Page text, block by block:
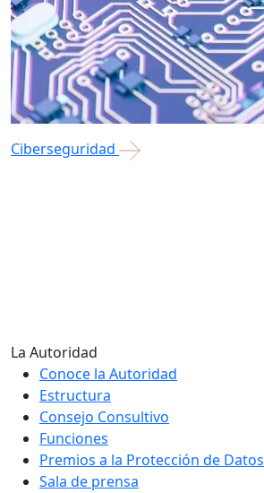
Ciberseguridad
La Autoridad
Conoce la Autoridad
Estructura
Consejo Consultivo
Funciones
Premios a la Protección de Datos
Sala de prensa